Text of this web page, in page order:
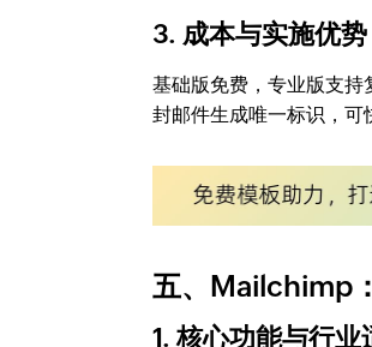
3. 成本与实施优势
基础版免费，专业版支持
封邮件生成唯一标识，可
五、Mailchimp
1. 核心功能与行业